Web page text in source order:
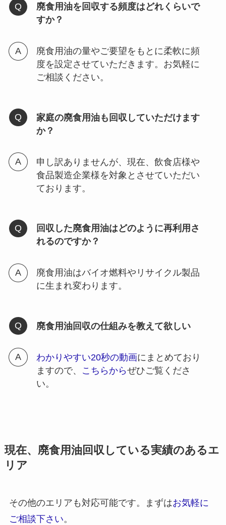
廃食用油を回収する頻度はどれくらいで
すか？
廃食用油の量やご要望をもとに柔軟に頻
度を設定させていただきます。お気軽に
ご相談ください。
家庭の廃食用油も回収していただけます
か？
申し訳ありませんが、現在、飲食店様や
食品製造企業様を対象とさせていただい
ております。
回収した廃食用油はどのように再利用さ
れるのですか？
廃食用油はバイオ燃料やリサイクル製品
に生まれ変わります。
廃食用油回収の仕組みを教えて欲しい
わかりやすい20秒の動画にまとめており
ますので、
こちらからぜひご覧くださ
い。
現在、廃食用油回収している実績のあるエ
リア
その他のエリアも対応可能です。まずはお気軽に
ご相談下さい。